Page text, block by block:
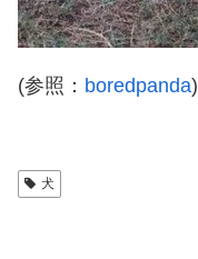
(参照： boredpanda)
犬